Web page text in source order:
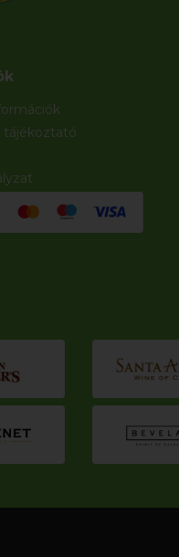
tájékoztató